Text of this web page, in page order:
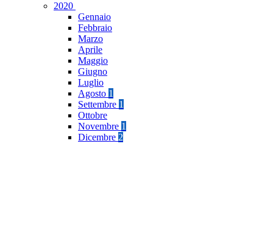
2020
Gennaio
Febbraio
Marzo
Aprile
Maggio
Giugno
Luglio
Agosto 1
Settembre 1
Ottobre
Novembre 1
Dicembre 2